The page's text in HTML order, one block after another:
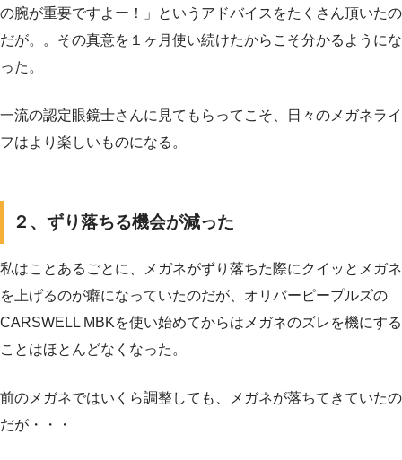
の腕が重要ですよー！」というアドバイスをたくさん頂いたの
だが。。その真意を１ヶ月使い続けたからこそ分かるようにな
った。
一流の認定眼鏡士さんに見てもらってこそ、日々のメガネライ
フはより楽しいものになる。
２、ずり落ちる機会が減った
私はことあるごとに、メガネがずり落ちた際にクイッとメガネ
を上げるのが癖になっていたのだが、オリバーピープルズの
CARSWELL MBKを使い始めてからはメガネのズレを機にする
ことはほとんどなくなった。
前のメガネではいくら調整しても、メガネが落ちてきていたの
だが・・・